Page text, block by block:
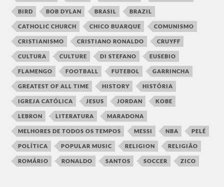
BIRD BOB DYLAN BRASIL BRAZIL
CATHOLIC CHURCH CHICO BUARQUE COMUNISMO
CRISTIANISMO CRISTIANO RONALDO CRUYFF
CULTURA CULTURE DI STEFANO EUSEBIO
FLAMENGO FOOTBALL FUTEBOL GARRINCHA
GREATEST OF ALL TIME HISTORY HISTÓRIA
IGREJA CATÓLICA JESUS JORDAN KOBE
LEBRON LITERATURA MARADONA
MELHORES DE TODOS OS TEMPOS MESSI NBA PELÉ
POLÍTICA POPULAR MUSIC RELIGION RELIGIÃO
ROMÁRIO RONALDO SANTOS SOCCER ZICO